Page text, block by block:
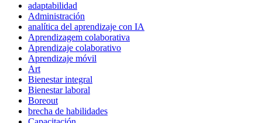
adaptabilidad
Administración
analítica del aprendizaje con IA
Aprendizagem colaborativa
Aprendizaje colaborativo
Aprendizaje móvil
Art
Bienestar integral
Bienestar laboral
Boreout
brecha de habilidades